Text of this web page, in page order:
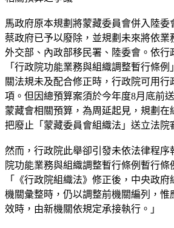
馬政府原本規劃將蒙藏委員會併入陸委
蔡政府已予以廢除，並規劃未來將依業
外交部、內政部移民署、陸委會。依行
「行政院功能業務與組織調整暫行條
關法規未及配合修正時，行政院可用
項。但因總預算案須於今年度8月底前
蒙藏會相關預算，為周延起見，規劃在
把廢止「蒙藏委員會組織法」送立法院
然而，行政院此舉卻引發未依法律程序
院功能業務與組織調整暫行條例暫行條
「《行政院組織法》修正後，中央政
機關彙整時，仍以調整前機關編列，惟
效時，由新機關依規定承接執行。」